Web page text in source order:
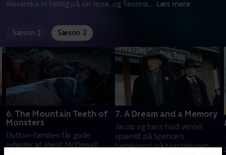
Alexandra er heldig på sin rejse, og Teonna... Læs mere
Sæson 1 Sæson 2
6. The Mountain Teeth of
Monsters
Dutton-familien får gode
nyheder af sherif McDowell.
7. A Dream and a Memory
Jacob og hans hold venter
spændt på Spencers
hjemkomst på togstationen.
.